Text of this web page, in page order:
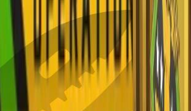
вы подтверждаете, что вам исполнилось
играми?
бонусы